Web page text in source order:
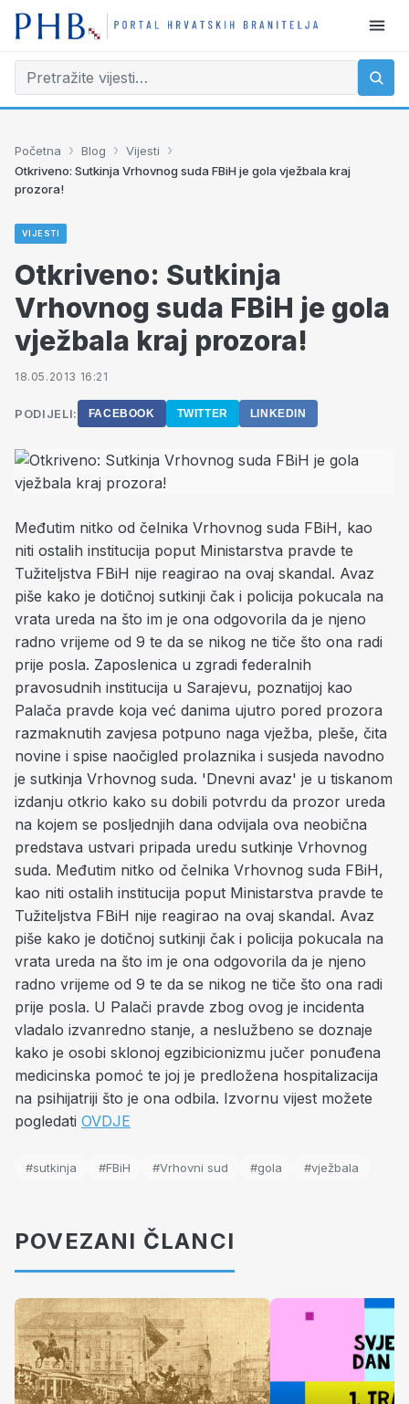
Početna › Blog › Vijesti ›
Otkriveno: Sutkinja Vrhovnog suda FBiH je gola vježbala kraj
prozora!
VIJESTI
Otkriveno: Sutkinja
Vrhovnog suda FBiH je gola
vježbala kraj prozora!
18.05.2013 16:21
PODIJELI: FACEBOOK TWITTER LINKEDIN
Međutim nitko od čelnika Vrhovnog suda FBiH, kao
niti ostalih institucija poput Ministarstva pravde te
Tužiteljstva FBiH nije reagirao na ovaj skandal. Avaz
piše kako je dotičnoj sutkinji čak i policija pokucala na
vrata ureda na što im je ona odgovorila da je njeno
radno vrijeme od 9 te da se nikog ne tiče što ona radi
prije posla. Zaposlenica u zgradi federalnih
pravosudnih institucija u Sarajevu, poznatijoj kao
Palača pravde koja već danima ujutro pored prozora
razmaknutih zavjesa potpuno naga vježba, pleše, čita
novine i spise naočigled prolaznika i susjeda navodno
je sutkinja Vrhovnog suda. 'Dnevni avaz' je u tiskanom
izdanju otkrio kako su dobili potvrdu da prozor ureda
na kojem se posljednjih dana odvijala ova neobična
predstava ustvari pripada uredu sutkinje Vrhovnog
suda. Međutim nitko od čelnika Vrhovnog suda FBiH,
kao niti ostalih institucija poput Ministarstva pravde te
Tužiteljstva FBiH nije reagirao na ovaj skandal. Avaz
piše kako je dotičnoj sutkinji čak i policija pokucala na
vrata ureda na što im je ona odgovorila da je njeno
radno vrijeme od 9 te da se nikog ne tiče što ona radi
prije posla. U Palači pravde zbog ovog je incidenta
vladalo izvanredno stanje, a neslužbeno se doznaje
kako je osobi sklonoj egzibicionizmu jučer ponuđena
medicinska pomoć te joj je predložena hospitalizacija
na psihijatriji što je ona odbila. Izvornu vijest možete
pogledati OVDJE
#sutkinja #FBiH #Vrhovni sud #gola #vježbala
POVEZANI ČLANCI